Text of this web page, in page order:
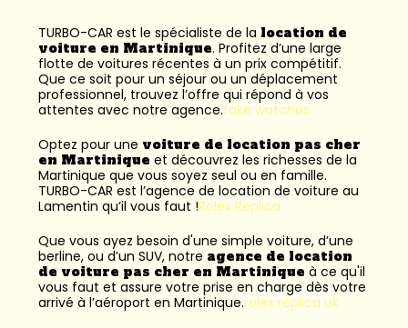
TURBO-CAR est le spécialiste de la location de
voiture en Martinique. Profitez d’une large
flotte de voitures récentes à un prix compétitif.
Que ce soit pour un séjour ou un déplacement
professionnel, trouvez l’offre qui répond à vos
attentes avec notre agence.fake watches
Optez pour une voiture de location pas cher
en Martinique et découvrez les richesses de la
Martinique que vous soyez seul ou en famille.
TURBO-CAR est l’agence de location de voiture au
Lamentin qu’il vous faut !Rolex Replica
Que vous ayez besoin d'une simple voiture, d’une
berline, ou d’un SUV, notre agence de location
de voiture pas cher en Martinique à ce qu'il
vous faut et assure votre prise en charge dès votre
arrivé à l’aéroport en Martinique.rolex replica uk